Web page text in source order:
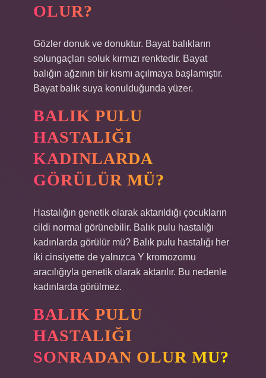
OLUR?
Gözler donuk ve donuktur. Bayat balıkların
solungaçları soluk kırmızı renktedir. Bayat
balığın ağzının bir kısmı açılmaya başlamıştır.
Bayat balık suya konulduğunda yüzer.
BALIK PULU
HASTALIĞI
KADINLARDA
GÖRÜLÜR MÜ?
Hastalığın genetik olarak aktarıldığı çocukların
cildi normal görünebilir. Balık pulu hastalığı
kadınlarda görülür mü? Balık pulu hastalığı her
iki cinsiyette de yalnızca Y kromozomu
aracılığıyla genetik olarak aktarılır. Bu nedenle
kadınlarda görülmez.
BALIK PULU
HASTALIĞI
SONRADAN OLUR MU?